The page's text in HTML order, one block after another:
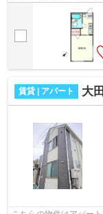
できます。こちらの物
賃貸 | アパート 大